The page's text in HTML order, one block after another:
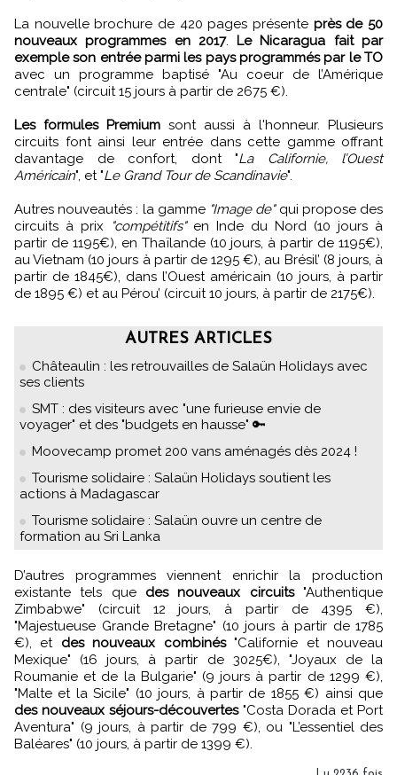
La nouvelle brochure de 420 pages présente près de 50
nouveaux programmes en 2017. Le Nicaragua fait par
exemple son entrée parmi les pays programmés par le TO
avec un programme baptisé "Au coeur de l’Amérique
centrale" (circuit 15 jours à partir de 2675 €).
Les formules Premium sont aussi à l'honneur. Plusieurs
circuits font ainsi leur entrée dans cette gamme offrant
davantage de confort, dont "La Californie, l’Ouest
Américain", et "Le Grand Tour de Scandinavie".
Autres nouveautés : la gamme "Image de"qui propose des
circuits à prix
"compétitifs"en Inde du Nord (10 jours à
partir de 1195€), en Thaïlande (10 jours, à partir de 1195€),
au Vietnam (10 jours à partir de 1295 €), au Brésil’ (8 jours, à
partir de 1845€), dans l’Ouest américain (10 jours, à partir
de 1895 €) et au Pérou’ (circuit 10 jours, à partir de 2175€).
AUTRES ARTICLES
Châteaulin : les retrouvailles de Salaün Holidays avec
ses clients
SMT : des visiteurs avec "une furieuse envie de
voyager" et des "budgets en hausse" 🔑
Moovecamp promet 200 vans aménagés dès 2024 !
Tourisme solidaire : Salaün Holidays soutient les
actions à Madagascar
Tourisme solidaire : Salaün ouvre un centre de
formation au Sri Lanka
D’autres programmes viennent enrichir la production
existante tels que des nouveaux circuits"Authentique
Zimbabwe" (circuit 12 jours, à partir de 4395 €),
"Majestueuse Grande Bretagne" (10 jours à partir de 1785
€), et des nouveaux combinés"Californie et nouveau
Mexique" (16 jours, à partir de 3025€), "Joyaux de la
Roumanie et de la Bulgarie" (9 jours à partir de 1299 €),
"Malte et la Sicile" (10 jours, à partir de 1855 €) ainsi que
des nouveaux séjours-découvertes"Costa Dorada et Port
Aventura" (9 jours, à partir de 799 €), ou "L’essentiel des
Baléares" (10 jours, à partir de 1399 €).